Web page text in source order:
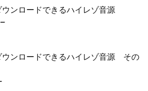
ウンロードできるハイレゾ音源
ウンロードできるハイレゾ音源 その